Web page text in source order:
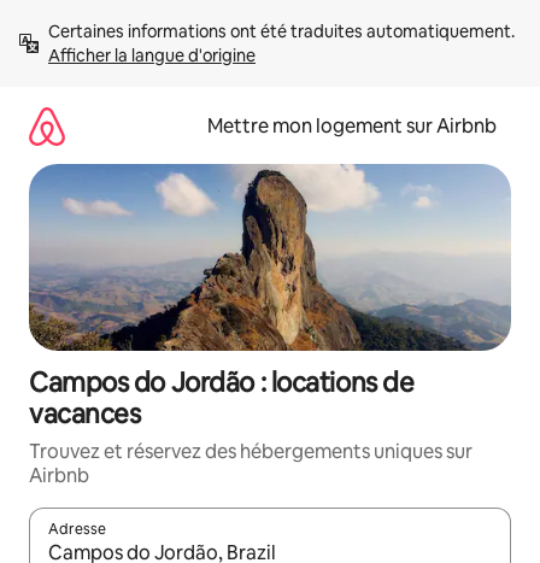
directement
Afficher la langue d'origine
Mettre mon logement sur Airbnb
Campos do Jordão : locations de
vacances
Trouvez et réservez des hébergements uniques sur
Airbnb
Adresse
Lorsque les résultats s'affichent, utilisez les flèches vers le